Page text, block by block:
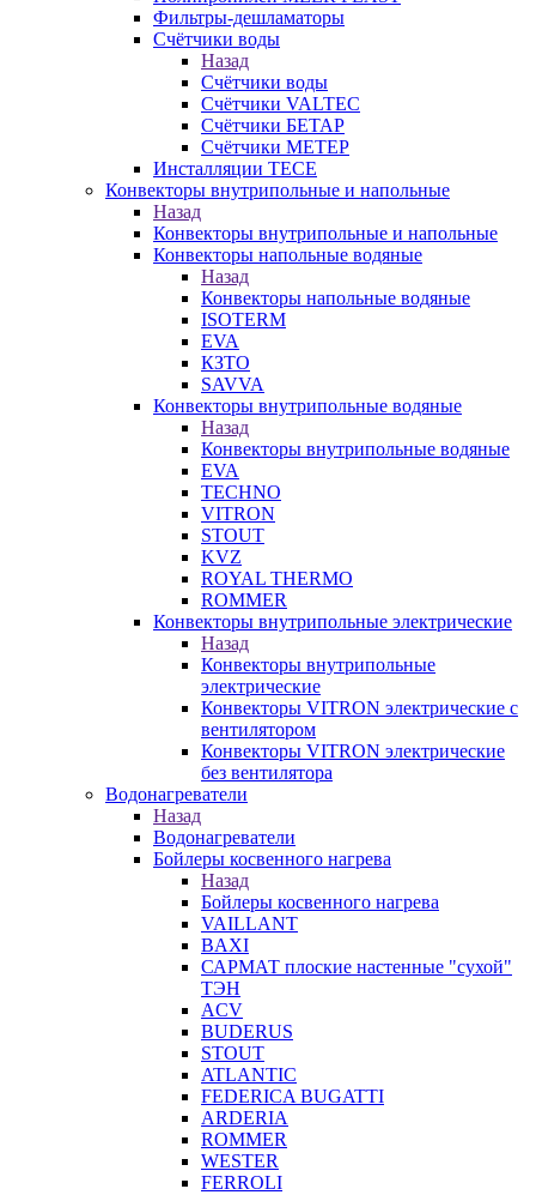
Фильтры-дешламаторы
Счётчики воды
Назад
Счётчики воды
Счётчики VALTEC
Счётчики БЕТАР
Счётчики МЕТЕР
Инсталляции TECE
Конвекторы внутрипольные и напольные
Назад
Конвекторы внутрипольные и напольные
Конвекторы напольные водяные
Назад
Конвекторы напольные водяные
ISOTERM
EVA
КЗТО
SAVVA
Конвекторы внутрипольные водяные
Назад
Конвекторы внутрипольные водяные
EVA
TECHNO
VITRON
STOUT
KVZ
ROYAL THERMO
ROMMER
Конвекторы внутрипольные электрические
Назад
Конвекторы внутрипольные
электрические
Конвекторы VITRON электрические с
вентилятором
Конвекторы VITRON электрические
без вентилятора
Водонагреватели
Назад
Водонагреватели
Бойлеры косвенного нагрева
Назад
Бойлеры косвенного нагрева
VAILLANT
BAXI
САРМАТ плоские настенные "сухой"
ТЭН
ACV
BUDERUS
STOUT
ATLANTIC
FEDERICA BUGATTI
ARDERIA
ROMMER
WESTER
FERROLI